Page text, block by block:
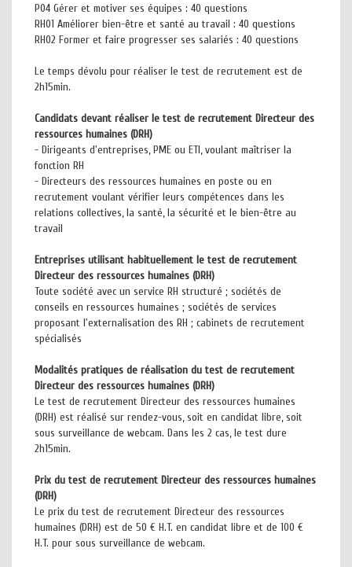
P04 Gérer et motiver ses équipes : 40 questions
RH01 Améliorer bien-être et santé au travail : 40 questions
RH02 Former et faire progresser ses salariés : 40 questions
Le temps dévolu pour réaliser le test de recrutement est de
2h15min.
Candidats devant réaliser le test de recrutement Directeur des
ressources humaines (DRH)
- Dirigeants d'entreprises, PME ou ETI, voulant maîtriser la
fonction RH
- Directeurs des ressources humaines en poste ou en
recrutement voulant vérifier leurs compétences dans les
relations collectives, la santé, la sécurité et le bien-être au
travail
Entreprises utilisant habituellement le test de recrutement
Directeur des ressources humaines (DRH)
Toute société avec un service RH structuré ; sociétés de
conseils en ressources humaines ; sociétés de services
proposant l'externalisation des RH ; cabinets de recrutement
spécialisés
Modalités pratiques de réalisation du test de recrutement
Directeur des ressources humaines (DRH)
Le test de recrutement Directeur des ressources humaines
(DRH) est réalisé sur rendez-vous, soit en candidat libre, soit
sous surveillance de webcam. Dans les 2 cas, le test dure
2h15min.
Prix du test de recrutement Directeur des ressources humaines
(DRH)
Le prix du test de recrutement Directeur des ressources
humaines (DRH) est de 50 € H.T. en candidat libre et de 100 €
H.T. pour sous surveillance de webcam.